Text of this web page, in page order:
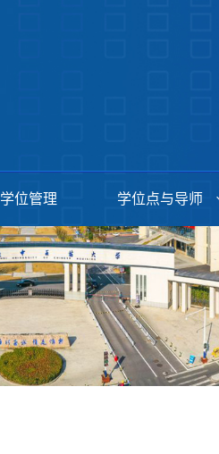
学位管理 学位点与导师